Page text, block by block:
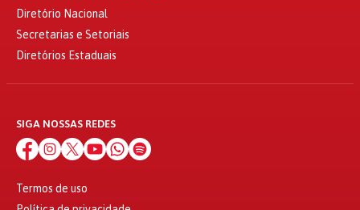
Diretório Nacional
Secretarias e Setoriais
Diretórios Estaduais
SIGA NOSSAS REDES
Termos de uso